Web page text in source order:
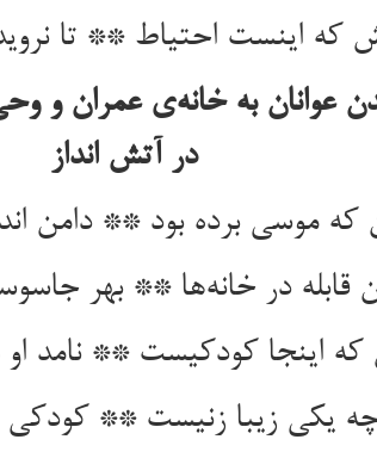
که اینست احتیاط ** تا
عوانان به خانه‌ی عمران و
در آتش انداز
که موسی برده بود ** دامن
قابله در خانه‌ها ** بهر
اینجا کودکیست ** نامد
یکی زیبا زنیست ** کودکی